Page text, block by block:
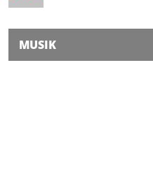
MUSIK